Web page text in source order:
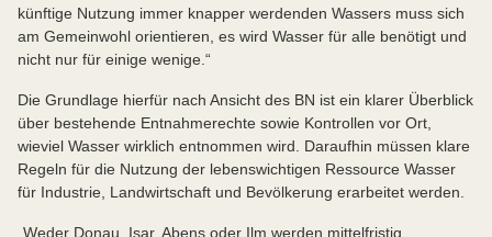
künftige Nutzung immer knapper werdenden Wassers muss sich
am Gemeinwohl orientieren, es wird Wasser für alle benötigt und
nicht nur für einige wenige.“
Die Grundlage hierfür nach Ansicht des BN ist ein klarer Überblick
über bestehende Entnahmerechte sowie Kontrollen vor Ort,
wieviel Wasser wirklich entnommen wird. Daraufhin müssen klare
Regeln für die Nutzung der lebenswichtigen Ressource Wasser
für Industrie, Landwirtschaft und Bevölkerung erarbeitet werden.
„Weder Donau, Isar, Abens oder Ilm werden mittelfristig